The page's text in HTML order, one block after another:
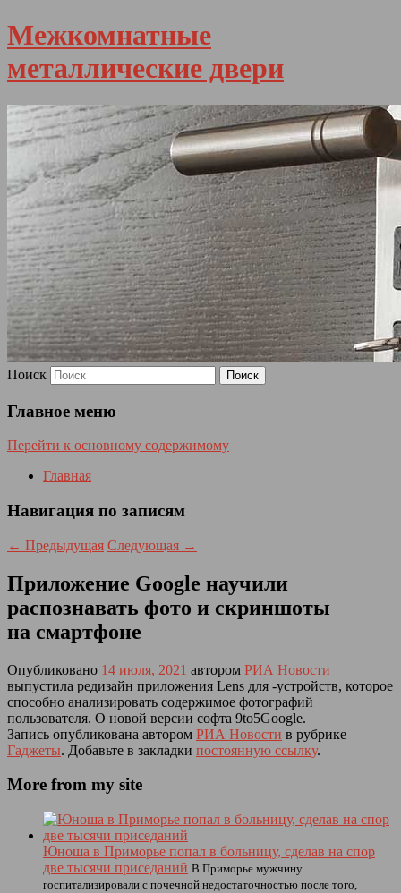
Межкомнатные
металлические двери
Поиск
Главное меню
Перейти к основному содержимому
Главная
Навигация по записям
← Предыдущая Следующая →
Приложение Google научили
распознавать фото и скриншоты
на смартфоне
Опубликовано 14 июля, 2021 автором РИА Новости
выпустила редизайн приложения Lens для -устройств, которое
способно анализировать содержимое фотографий
пользователя. О новой версии софта 9to5Google.
Запись опубликована автором РИА Новости в рубрике
Гаджеты. Добавьте в закладки постоянную ссылку.
More from my site
Юноша в Приморье попал в больницу, сделав на спор
две тысячи приседаний В Приморье мужчину
госпитализировали с почечной недостаточностью после того,